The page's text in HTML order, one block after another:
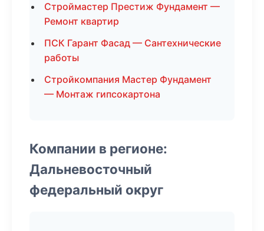
Строймастер Престиж Фундамент —
Ремонт квартир
ПСК Гарант Фасад — Сантехнические
работы
Стройкомпания Мастер Фундамент
— Монтаж гипсокартона
Компании в регионе:
Дальневосточный
федеральный округ